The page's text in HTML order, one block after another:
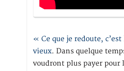
« Ce que je redoute,
vieux. Dans quelque
voudront plus payer pour